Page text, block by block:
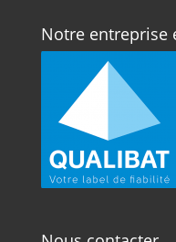
Notre entreprise